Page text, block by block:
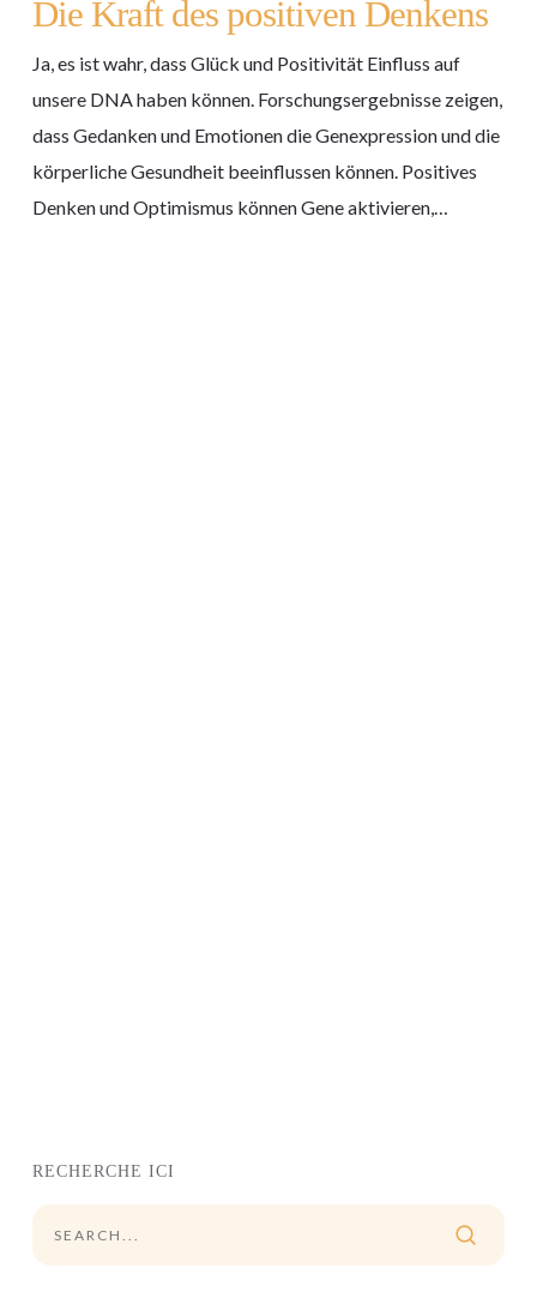
positiven
Denkens
Die Kraft des positiven Denkens
Ja, es ist wahr, dass Glück und Positivität Einfluss auf
unsere DNA haben können. Forschungsergebnisse zeigen,
dass Gedanken und Emotionen die Genexpression und die
körperliche Gesundheit beeinflussen können. Positives
Denken und Optimismus können Gene aktivieren,…
RECHERCHE ICI